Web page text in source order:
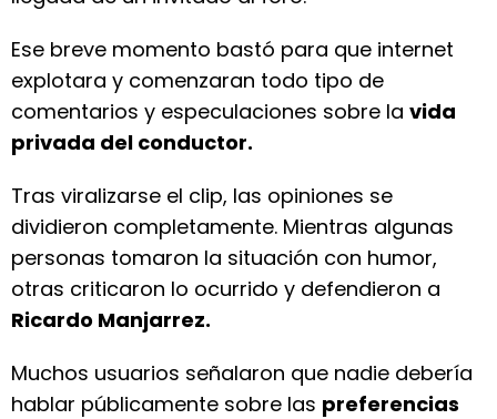
Ese breve momento bastó para que internet
explotara y comenzaran todo tipo de
comentarios y especulaciones sobre la vida
privada del conductor.
Tras viralizarse el clip, las opiniones se
dividieron completamente. Mientras algunas
personas tomaron la situación con humor,
otras criticaron lo ocurrido y defendieron a
Ricardo Manjarrez.
Muchos usuarios señalaron que nadie debería
hablar públicamente sobre las preferencias